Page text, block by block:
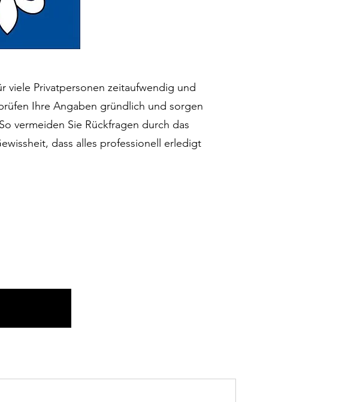
viele Privatpersonen zeitaufwendig und
Ihre Angaben gründlich und sorgen
vermeiden Sie Rückfragen durch das
dass alles professionell erledigt